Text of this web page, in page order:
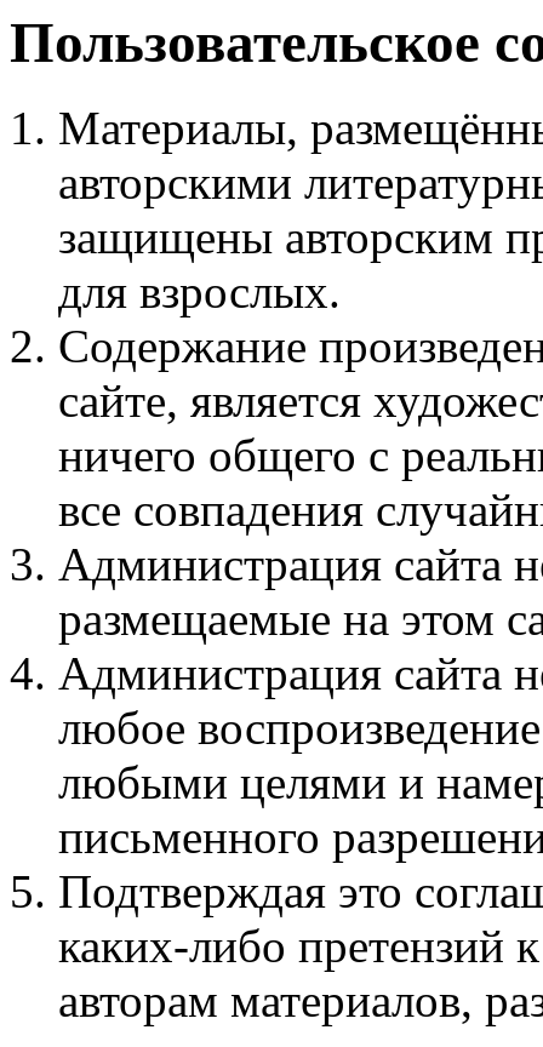
Пользовательское
Материалы,
авторскими
защищены авторским
для взрослых.
Содержание
сайте, является
ничего общего с
все совпадения
Администрация сайта
размещаемые на этом
Администрация сайта
любое
любыми целями и
письменного
Подтверждая это
каких-либо претензий
авторам материалов,